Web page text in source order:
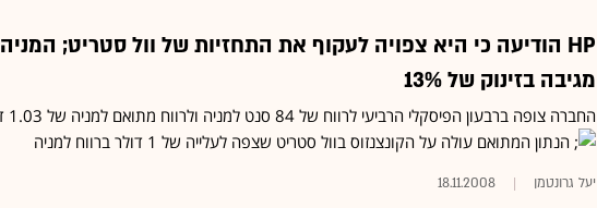
HP הודיעה כי היא צפויה לעקוף את התחזיות של וול סטריט; המניה
מגיבה בזינוק של 13%
החברה צופה ברבעון הפיסקלי הרביעי לרווח של 84 סנט למניה ולרווח מתואם למניה של 1.03 דולר
הנתון המתואם עולה על הקונצנזוס בוול סטריט שצפה לעלייה של 1 דולר ברווח למניה
יעל גרונטמן 18.11.2008